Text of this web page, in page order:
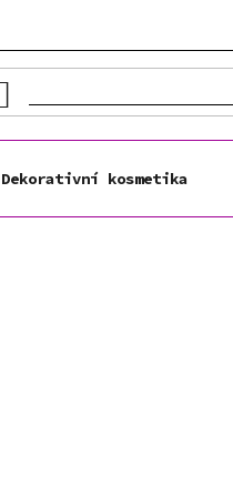
Dekorativní kosmetika